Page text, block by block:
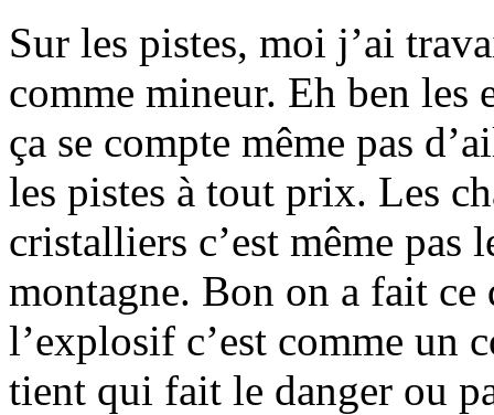
Sur les pistes, moi j’ai
comme mineur. Eh ben les
ça se compte même pas
les pistes à tout prix. Les
cristalliers c’est même
montagne. Bon on a fait ce
l’explosif c’est comme un
tient qui fait le danger ou